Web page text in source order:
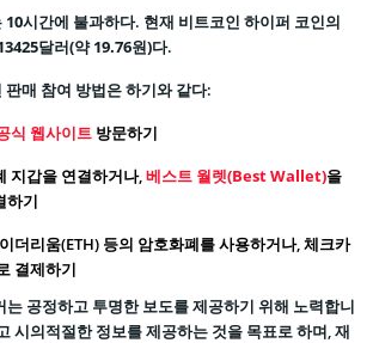
10시간에 불과하다. 현재 비트코인 하이퍼 코인의
달러(약 19.76원)다.
매 참여 방법은 하기와 같다:
식 웹사이트 방문하기
지갑을 연결하거나,베스트 월렛(Best Wallet)을
하기
더리움(ETH) 등의 암호화폐를 사용하거나, 체크카
결제하기
는 공정하고 투명한 보도를 제공하기 위해 노력합니
시의적절한 정보를 제공하는 것을 목표로 하며, 재